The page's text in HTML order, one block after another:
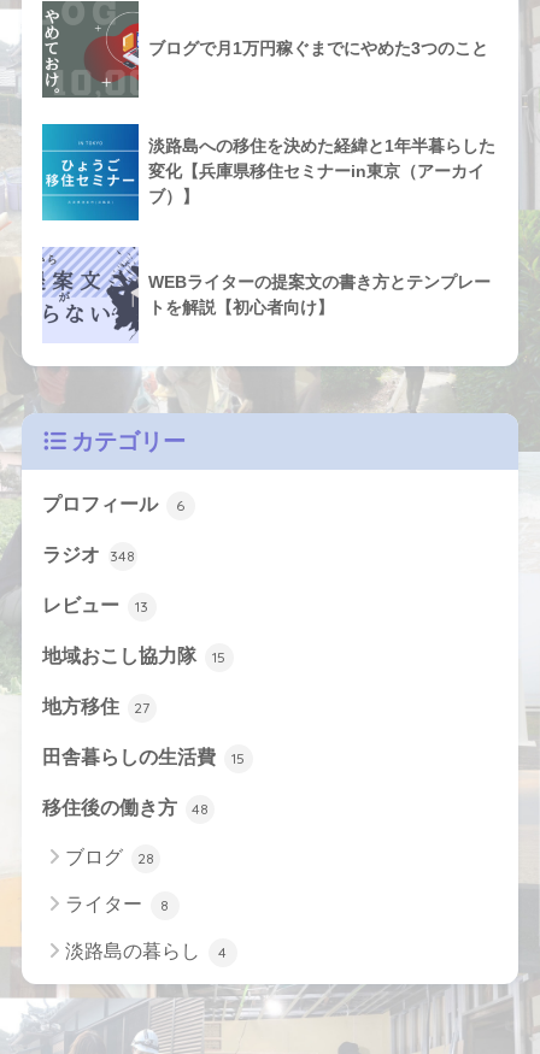
ブログで月1万円稼ぐまでにやめた3つのこと
淡路島への移住を決めた経緯と1年半暮らした
変化【兵庫県移住セミナーin東京（アーカイ
ブ）】
WEBライターの提案文の書き方とテンプレー
トを解説【初心者向け】
カテゴリー
プロフィール 6
ラジオ 348
レビュー 13
地域おこし協力隊 15
地方移住 27
田舎暮らしの生活費 15
移住後の働き方 48
ブログ 28
ライター 8
淡路島の暮らし 4